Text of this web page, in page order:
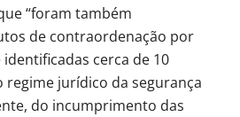
“foram também
de contraordenação por
cerca de 10
jurídico da segurança
do incumprimento das